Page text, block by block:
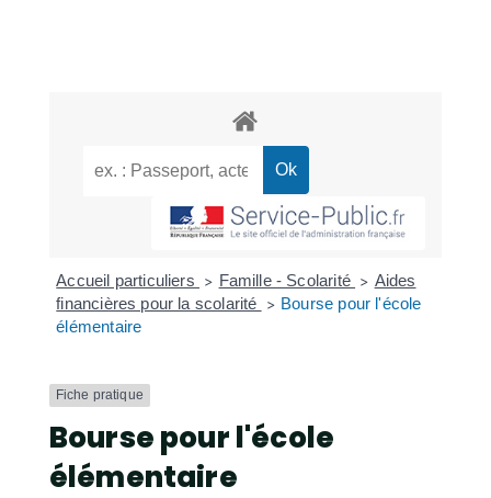
Accueil particuliers > Famille - Scolarité > Aides
financières pour la scolarité
> Bourse pour l'école
élémentaire
Fiche pratique
Bourse pour l'école
élémentaire